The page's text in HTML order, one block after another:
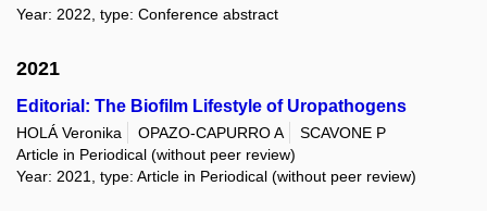
Year: 2022, type: Conference abstract
2021
Editorial: The Biofilm Lifestyle of Uropathogens
HOLÁ Veronika OPAZO-CAPURRO A
SCAVONE P
Article in Periodical (without peer review)
Year: 2021, type: Article in Periodical (without peer review)